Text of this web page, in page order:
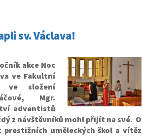
sv. Václava!
akce Noc
ve Fakultní
ve složení
Mgr.
adventistů
z návštěvníků mohl přijít na své. O
uměleckých škol a vítěz